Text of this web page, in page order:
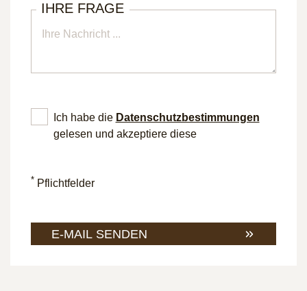
IHRE FRAGE
Ich habe die Datenschutz­bestimmungen
gelesen und akzeptiere diese
* Pflichtfelder
E-MAIL SENDEN